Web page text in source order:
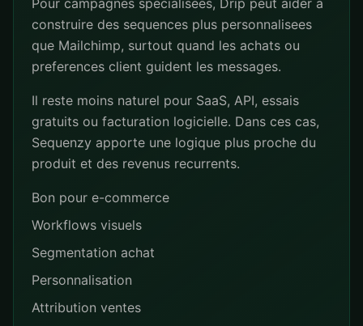
Pour campagnes specialisees, Drip peut aider a
construire des sequences plus personnalisees
que Mailchimp, surtout quand les achats ou
preferences client guident les messages.
Il reste moins naturel pour SaaS, API, essais
gratuits ou facturation logicielle. Dans ces cas,
Sequenzy apporte une logique plus proche du
produit et des revenus recurrents.
Bon pour e-commerce
Workflows visuels
Segmentation achat
Personnalisation
Attribution ventes